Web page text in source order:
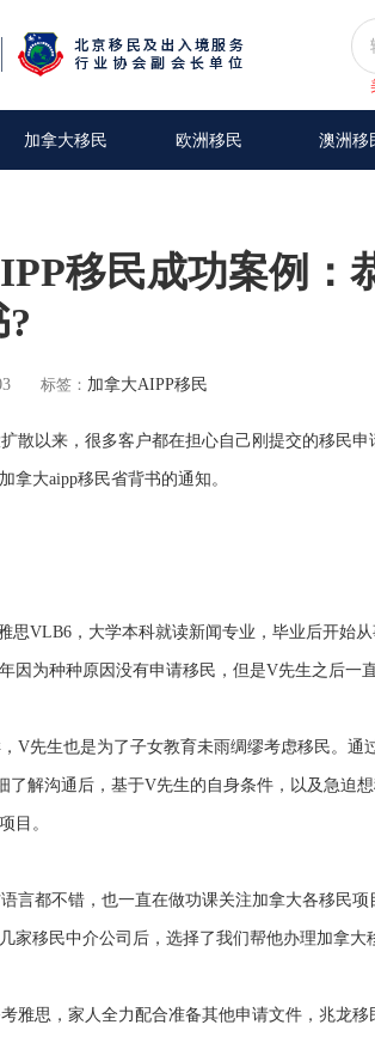
加拿大移民 欧洲移民 澳洲移
移民成功案例：
标签： 加拿大AIPP移民
散以来，很多客户都在担心自己刚提交的移民
拿大aipp移民省背书的通知。
VLB6，大学本科就读新闻专业，毕业后开始
因为种种原因没有申请移民，但是V先生之后一
V先生也是为了子女教育未雨绸缪考虑移民。通
了解沟通后，基于V先生的自身条件，以及急迫
目。
言都不错，也一直在做功课关注加拿大各移民
家移民中介公司后，选择了我们帮他办理加拿大
雅思，家人全力配合准备其他申请文件，兆龙